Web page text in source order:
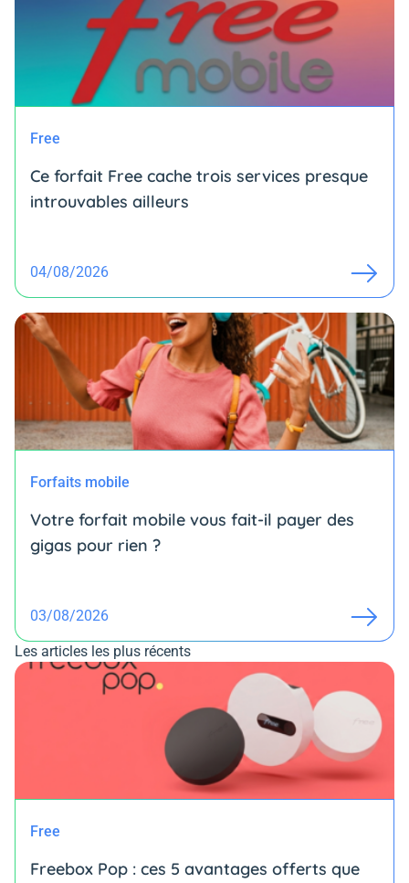
Free
Ce forfait Free cache trois services presque
introuvables ailleurs
04/08/2026
Forfaits mobile
Votre forfait mobile vous fait-il payer des
gigas pour rien ?
03/08/2026
Les articles les plus récents
Free
Freebox Pop : ces 5 avantages offerts que